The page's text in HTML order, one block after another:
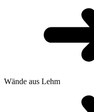
Wände aus Lehm